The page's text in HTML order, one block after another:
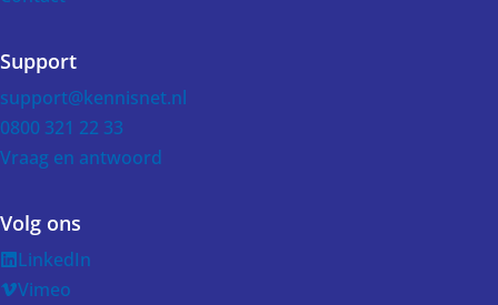
Support
support@kennisnet.nl
0800 321 22 33
Vraag en antwoord
Volg ons
LinkedIn
Vimeo